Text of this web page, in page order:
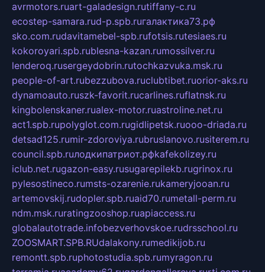
avrmotors.ruart-galadesign.rutiffany-c.ru
ecostep-samara.rud-p.spb.ruгалактика73.рф
sko.com.rudavitamebel-spb.rufotsis.rutesiaes.ru
kokoroyari.spb.rublesna-kazan.rumossilver.ru
lenderoq.rusergeydobrin.rutochkazvuka.msk.ru
people-of-art.rubezzubova.ruclubtibet.ruorior-aks.ru
dynamoauto.ruszk-favorit.rucarlines.ruflatnsk.ru
kingbolenskaner.rualex-motor.ruastroline.net.ru
act1.spb.rupolyglot.com.rugidlipetsk.ruooo-driada.ru
detsad125.rumir-zdoroviya.rubruslanovo.rusiterem.ru
council.spb.ruлодкипатриот.рфkafekolizey.ru
iclub.net.rugazon-easy.rusugarepilekb.rugrinox.ru
pylesostineco.rumsts-ozarenie.rukameryjooan.ru
artemovskij.rudopler.spb.ruaid70.rumetall-perm.ru
ndm.msk.ruratingzooshop.ruapiaccess.ru
globalautotrade.infobezverhovskoe.rudrsschool.ru
ZOOSMART.SPB.RUdalakony.rumedikijob.ru
remontt.spb.ruphotostudia.spb.rumyragon.ru